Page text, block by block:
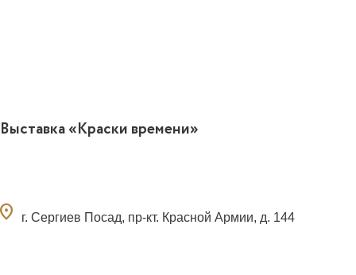
Выставка «Краски времени»
г. Сергиев Посад, пр-кт. Красной Армии, д. 144